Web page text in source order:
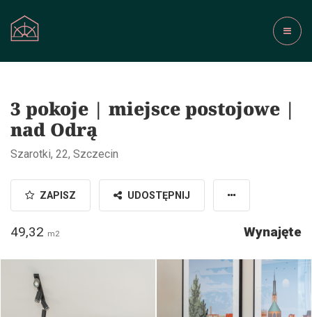
3 pokoje | miejsce postojowe |
nad Odrą
Szarotki, 22, Szczecin
ZAPISZ UDOSTĘPNIJ
49,32 m2 Wynajęte
Photography Team
Madro Real Estate / fot. STOLZ
Photography Team